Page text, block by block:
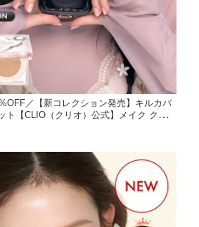
／【新コレクション発売】キルカバ
ト【CLIO（クリオ）公式】メイク クッシ
ション ベース カバー力 毛穴カバー メッ
ジ コレクション 韓国 コスメ